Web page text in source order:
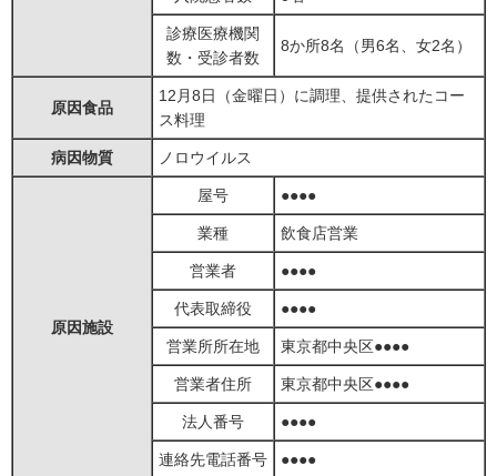
診療医療機関
数・受診者数
8か所8名（男6名、女2名）
原因食品
12月8日（金曜日）に調理、提供されたコー
ス料理
病因物質 ノロウイルス
原因施設
屋号 ●●●●
業種 飲食店営業
営業者 ●●●●
代表取締役 ●●●●
営業所所在地 東京都中央区●●●●
営業者住所 東京都中央区●●●●
法人番号 ●●●●
連絡先電話番号 ●●●●